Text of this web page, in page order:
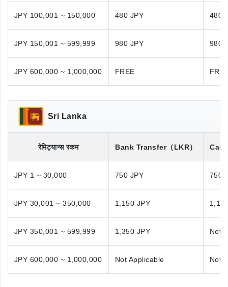
JPY 100,001 ~ 150,000 480 JPY 480
JPY 150,001 ~ 599,999 980 JPY 980
JPY 600,000 ~ 1,000,000 FREE
Sri Lanka
रेमिट्यान्स रकम Bank Transfer（LKR）
JPY 1 ~ 30,000 750 JPY 750
JPY 30,001 ~ 350,000 1,150 JPY
JPY 350,001 ~ 599,999 1,350 JPY Not
JPY 600,000 ~ 1,000,000 Not Applicable Not